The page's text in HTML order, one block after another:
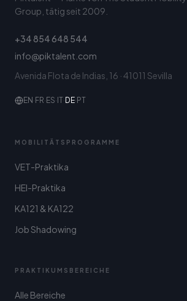
Group, tätig seit 2009.
+34 854 648 544
info@piktalent.com
Avenida Flota de Indias, 16 · 41011 Sevilla
EN · FR· ES· IT· DE· PT
MOBILITÄTSPROGRAMME
VET-Praktika
HEI-Praktika
KA121 & KA122
Job Shadowing
PRAKTIKUMSBEREICHE
Alle Bereiche